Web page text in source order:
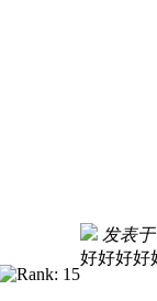
发表于
好好好好